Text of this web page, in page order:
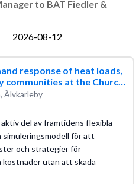
to BAT Fiedler &
2026-08-12
response of heat loads,
communities at the Church
Älvkarleby
del av framtidens flexibla
simuleringsmodell för att
och strategier för
utan att skada